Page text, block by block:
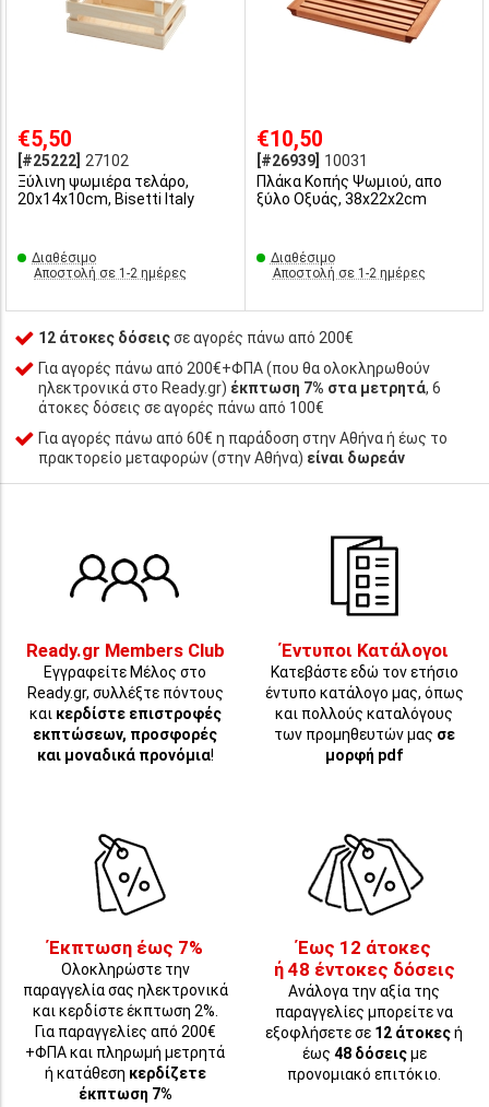
€5,50
[#25222] 27102
Ξύλινη ψωμιέρα τελάρο,
20x14x10cm, Bisetti Italy
Διαθέσιμο
Αποστολή σε 1-2 ημέρες
€10,50
[#26939] 10031
Πλάκα Κοπής Ψωμιού, απο
ξύλο Οξυάς, 38x22x2cm
Διαθέσιμο
Αποστολή σε 1-2 ημέρες
12 άτοκες δόσειςσε αγορές πάνω από 200€
Για αγορές πάνω από 200€+ΦΠΑ (που θα ολοκληρωθούν
ηλεκτρονικά στο Ready.gr) έκπτωση 7% στα μετρητά, 6
άτοκες δόσεις σε αγορές πάνω από 100€
Για αγορές πάνω από 60€ η παράδοση στην Αθήνα ή έως το
πρακτορείο μεταφορών (στην Αθήνα) είναι δωρεάν
Ready.gr Members Club
Εγγραφείτε Μέλος στο
Ready.gr, συλλέξτε πόντους
και κερδίστε επιστροφές
εκπτώσεων, προσφορές
και μοναδικά προνόμια!
Έντυποι Κατάλογοι
Κατεβάστε εδώ τον ετήσιο
έντυπο κατάλογο μας, όπως
και πολλούς καταλόγους
των προμηθευτών μας σε
μορφή pdf
Έκπτωση έως 7%
Ολοκληρώστε την
παραγγελία σας ηλεκτρονικά
και κερδίστε έκπτωση 2%.
Για παραγγελίες από 200€
+ΦΠΑ και πληρωμή μετρητά
ή κατάθεση κερδίζετε
έκπτωση 7%
Έως 12 άτοκες
ή 48 έντοκες δόσεις
Ανάλογα την αξία της
παραγγελίες μπορείτε να
εξοφλήσετε σε 12 άτοκεςή
έως 48 δόσειςμε
προνομιακό επιτόκιο.